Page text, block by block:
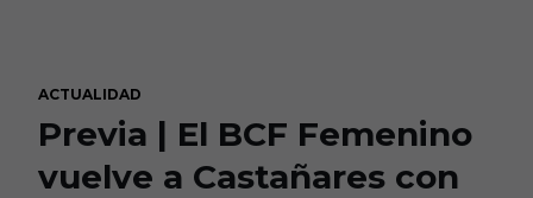
ACTUALIDAD
Previa | El BCF Femenino
vuelve a Castañares con